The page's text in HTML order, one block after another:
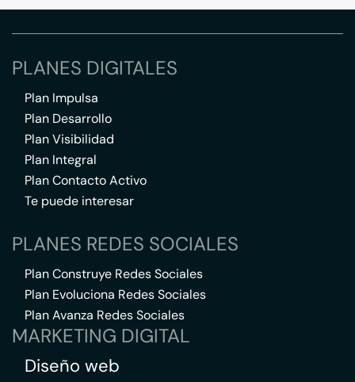
PLANES DIGITALES
Plan Impulsa
Plan Desarrollo
Plan Visibilidad
Plan Integral
Plan Contacto Activo
Te puede interesar
PLANES REDES SOCIALES
Plan Construye Redes Sociales
Plan Evoluciona Redes Sociales
Plan Avanza Redes Sociales
MARKETING DIGITAL
Diseño web